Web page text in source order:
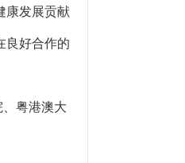
康发展贡献
良好合作的
粤港澳大